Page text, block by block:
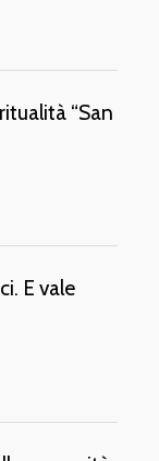
“San
E vale